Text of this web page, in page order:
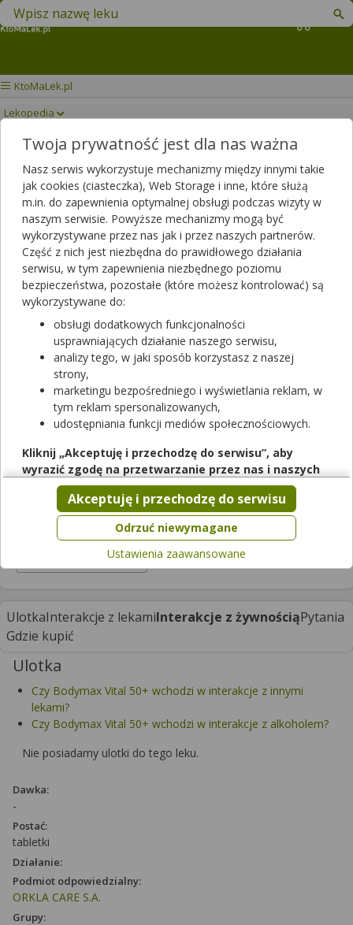
Koszyk
Znajdź lek w swojej okolicy
KtoMaLek.pl
Lekopedia
BODYMAX VITAL 50+ Drukuj/Zapisz
Bodymax Vital 50+
|-| 30 tabl.
suplement diety
Rezerwuj
Cena zależna od apteki
Trudno dostępny w aptekach
Opakowanie
UlotkaInterakcje z lekamiInterakcje z żywnościąPytania
Gdzie kupić
Ulotka
Czy Bodymax Vital 50+ wchodzi w interakcje z innymi
lekami?
Czy Bodymax Vital 50+ wchodzi w interakcje z alkoholem?
Nie posiadamy ulotki do tego leku.
Dawka:
-
Postać:
tabletki
Działanie:
Podmiot odpowiedzialny:
ORKLA CARE S.A.
Grupy:
Twoja prywatność jest dla nas ważna
Nasz serwis wykorzystuje mechanizmy między innymi takie
jak cookies (ciasteczka), Web Storage i inne, które służą
m.in. do zapewnienia optymalnej obsługi podczas wizyty w
naszym serwisie. Powyższe mechanizmy mogą być
wykorzystywane przez nas jak i przez naszych partnerów.
Część z nich jest niezbędna do prawidłowego działania
serwisu, w tym zapewnienia niezbędnego poziomu
bezpieczeństwa, pozostałe (które możesz kontrolować) są
wykorzystywane do:
obsługi dodatkowych funkcjonalności
usprawniających działanie naszego serwisu,
analizy tego, w jaki sposób korzystasz z naszej
strony,
marketingu bezpośredniego i wyświetlania reklam, w
tym reklam spersonalizowanych,
udostępniania funkcji mediów społecznościowych.
Kliknij „Akceptuję i przechodzę do serwisu”, aby
wyrazić zgodę na przetwarzanie przez nas i naszych
partnerów Twoich danych w powyższych celach.
Pamiętaj, że wyrażenie zgody jest dobrowolne, a wyrażoną
zgodę możesz w każdej chwili cofnąć, możesz też wycofać
zgodę na przetwarzanie Twoich danych tylko w niektórych
celach. Jeżeli chcesz dowiedzieć się więcej lub chcesz
przeprowadzić konfigurację szczegółową, to możesz tego
Więcej informacji na temat wykorzystywania narzędzi
zewnętrznych w naszym serwisie znajdziesz w
Serwisu
Odrzuć niewymagane
Akceptuję i przechodzę do serwisu
Ustawienia zaawansowane